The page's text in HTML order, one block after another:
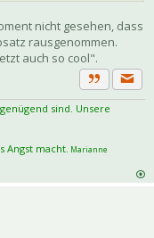
nicht gesehen, dass
rausgenommen.
auch so cool".
Zitat
sind. Unsere
Angst macht. Marianne